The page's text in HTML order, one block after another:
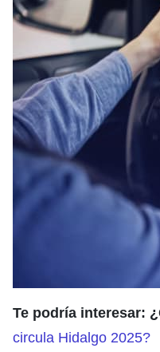
Te podría interesar:
circula Hidalgo 2025?